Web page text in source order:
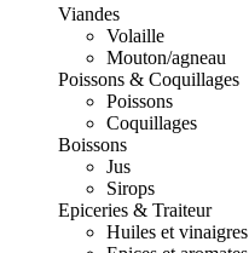
Viandes
Volaille
Mouton/agneau
Poissons & Coquillages
Poissons
Coquillages
Boissons
Jus
Sirops
Epiceries & Traiteur
Huiles et vinaigres